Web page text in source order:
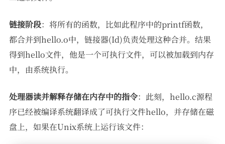
链接阶段：将所有的函数，比如此程序中的printf函数，
都合并到hello.o中，链接器(Id)负责处理这种合并。结果
得到hello文件，他是一个可执行文件，可以被加载到内存
中，由系统执行。
处理器读并解释存储在内存中的指令：此刻，hello.c源程
序已经被编译系统翻译成了可执行文件hello，并存储在磁
盘上，如果在Unix系统上运行该文件：